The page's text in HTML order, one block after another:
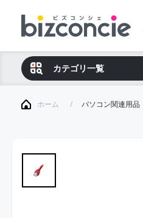
カテゴリ一覧
ホーム パソコン関連用品